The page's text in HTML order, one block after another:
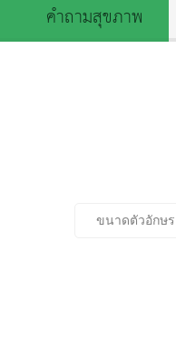
คำถามสุขภาพ
ขนาดตัวอักษร